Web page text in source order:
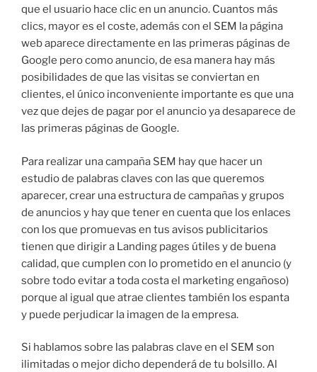
que el usuario hace clic en un anuncio. Cuantos más
clics, mayor es el coste, además con el SEM la página
web aparece directamente en las primeras páginas de
Google pero como anuncio, de esa manera hay más
posibilidades de que las visitas se conviertan en
clientes, el único inconveniente importante es que una
vez que dejes de pagar por el anuncio ya desaparece de
las primeras páginas de Google.
Para realizar una campaña SEM hay que hacer un
estudio de palabras claves con las que queremos
aparecer, crear una estructura de campañas y grupos
de anuncios y hay que tener en cuenta que los enlaces
con los que promuevas en tus avisos publicitarios
tienen que dirigir a Landing pages útiles y de buena
calidad, que cumplen con lo prometido en el anuncio (y
sobre todo evitar a toda costa el marketing engañoso)
porque al igual que atrae clientes también los espanta
y puede perjudicar la imagen de la empresa.
Si hablamos sobre las palabras clave en el SEM son
ilimitadas o mejor dicho dependerá de tu bolsillo. Al